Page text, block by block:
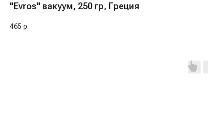
"Evros" вакуум, 250 гр, Греция
465 р.